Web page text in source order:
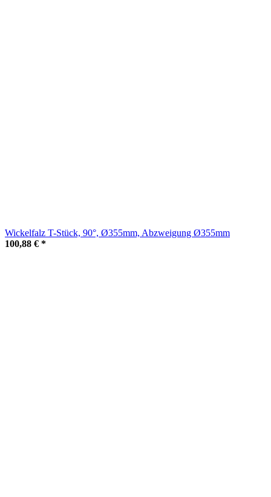
Wickelfalz T-Stück, 90°, Ø355mm, Abzweigung Ø355mm
100,88 € *